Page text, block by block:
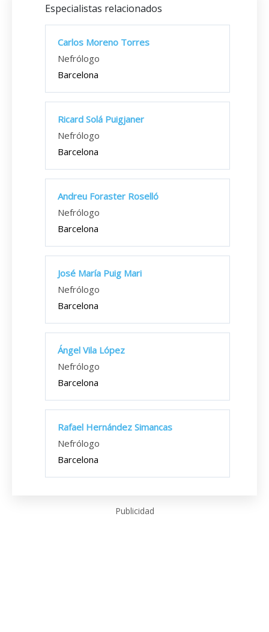
Especialistas relacionados
Carlos Moreno Torres
Nefrólogo
Barcelona
Ricard Solá Puigjaner
Nefrólogo
Barcelona
Andreu Foraster Roselló
Nefrólogo
Barcelona
José María Puig Mari
Nefrólogo
Barcelona
Ángel Vila López
Nefrólogo
Barcelona
Rafael Hernández Simancas
Nefrólogo
Barcelona
Publicidad